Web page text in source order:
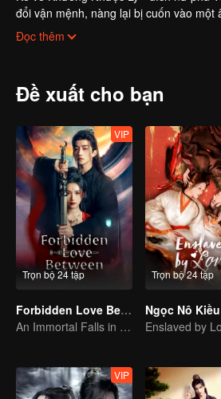
đổi vận mệnh, nàng lại bị cuốn vào
mười kiếp.
Nhờ ký ức từ những vòng luân hồi
Trải qua tranh đấu quyền mưu giữa
Đọc thêm
Đề xuất cho bạn
Trọn bộ 24 tập
VIP
Forbidden Love Between
An Immortal Falls in Love With a Witch
Trọn bộ 24 tập
Ngọc Nô Kiều
Enslaved by
VIP